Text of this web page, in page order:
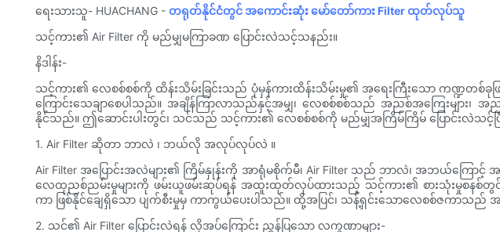
ရေးသားသူ- HUACHANG - တရုတ်နိုင်ငံတွင် အကောင်းဆုံး မော်တော်ကား Filter ထုတ်လုပ်သူ
သင့်ကား၏ Air Filter ကို မည်မျှမကြာခဏ ပြောင်းလဲသင့်သနည်း။
နိဒါန်း-
သင့်ကား၏ လေစစ်စစ်ကို ထိန်းသိမ်းခြင်းသည် ပုံမှန်ကားထိန်းသိမ်းမှု၏ အရေးကြီးသော ကဏ္ဍ
ကြောင်းသေချာစေပါသည်။ အချိန်ကြာလာသည်နှင့်အမျှ၊ လေစစ်စစ်သည် အညစ်အကြေးများ၊
နိုင်သည်။ ဤဆောင်းပါးတွင်၊ သင်သည် သင့်ကား၏ လေစစ်စစ်ကို မည်မျှအကြိမ်ကြိမ် ပြောင်းလဲသင့်ပြီ
1. Air Filter ဆိုတာ ဘာလဲ ၊ ဘယ်လို အလုပ်လုပ်လဲ ။
Air Filter အပြောင်းအလဲများ၏ ကြိမ်နှုန်းကို အာရုံမစိုက်မီ၊ Air Filter သည် ဘာလဲ၊ အဘယ်ကြ
လေထုညစ်ညမ်းမှုများကို ဖမ်းယူဖမ်းဆုပ်ရန် အထူးထုတ်လုပ်ထားသည့် သင့်ကား၏ စားသုံးမှုစနစ်တွ
ကာ ဖြစ်နိုင်ချေရှိသော ပျက်စီးမှုမှ ကာကွယ်ပေးပါသည်။ ထို့အပြင်၊ သန့်ရှင်းသောလေစစ်ဇကာ
2. သင်၏ Air Filter ပြောင်းလဲရန် လိုအပ်ကြောင်း ညွှန်ပြသော လက္ခဏာများ-